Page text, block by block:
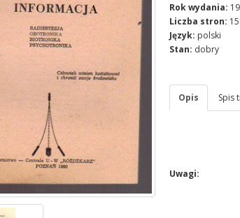
Rok wydania:
Liczba stron:
Język: polski
Stan: dobry
Opis Spis
Uwagi: